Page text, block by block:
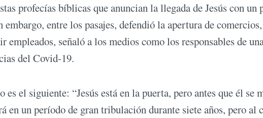
profecías bíblicas que anuncian la llegada de Jesús con un
embargo, entre los pasajes, defendió la apertura de
empleados, señaló a los medios como los responsables de
del Covid-19.
es el siguiente: “Jesús está en la puerta, pero antes que él se
en un período de gran tribulación durante siete años, pero al